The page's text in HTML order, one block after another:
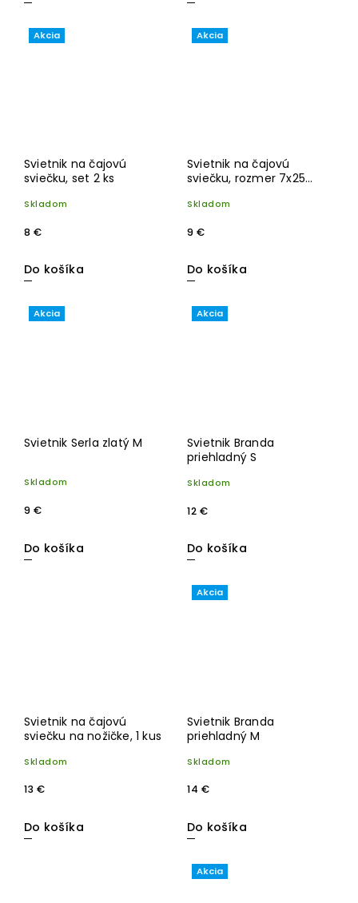
Akcia
Svietnik na čajovú
sviečku, set 2 ks
Skladom
8 €
Do košíka
Akcia
Svietnik na čajovú
sviečku, rozmer 7x25
Skladom
9 €
Do košíka
Akcia
Svietnik Serla zlatý M
Skladom
9 €
Do košíka
Akcia
Svietnik Branda
priehladný S
Skladom
12 €
Do košíka
Svietnik na čajovú
sviečku na nožičke, 1 kus
Skladom
13 €
Do košíka
Akcia
Svietnik Branda
priehladný M
Skladom
14 €
Do košíka
Akcia